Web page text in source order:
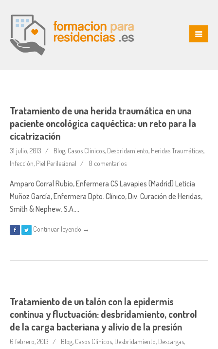
Tratamiento de una herida traumática en una
paciente oncológica caquéctica: un reto para la
cicatrización
31 julio, 2013 Blog, Casos Clínicos, Desbridamiento, Heridas Traumáticas,
Infección, Piel Perilesional 0 comentarios
Amparo Corral Rubio, Enfermera CS Lavapies (Madrid) Leticia
Muñoz García, Enfermera Dpto. Clínico, Div. Curación de Heridas,
Smith & Nephew, S.A….
Continuar leyendo →
Tratamiento de un talón con la epidermis
continua y fluctuación: desbridamiento, control
de la carga bacteriana y alivio de la presión
6 febrero, 2013 Blog, Casos Clínicos, Desbridamiento, Descargas,